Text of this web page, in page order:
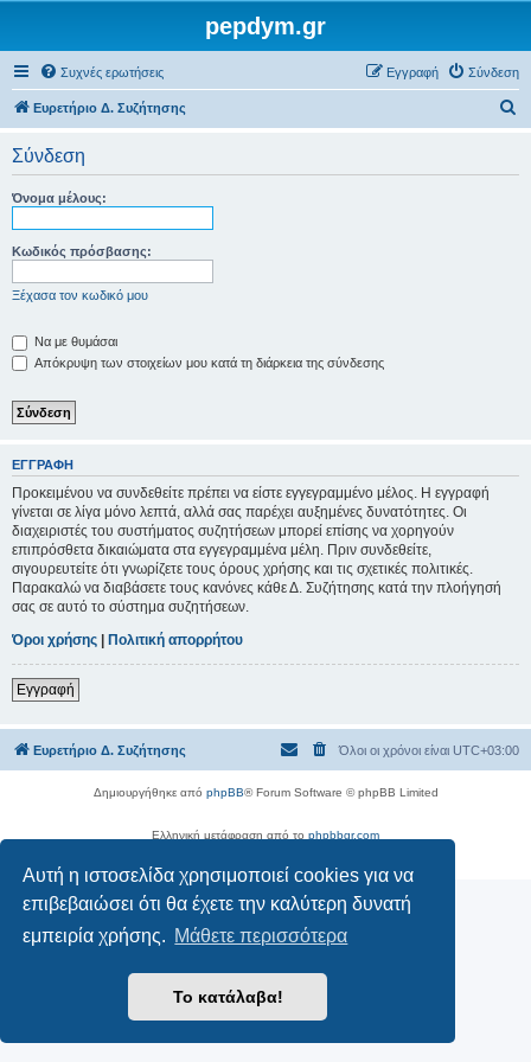
Αυτή η ιστοσελίδα χρησιμοποιεί cookies για να
επιβεβαιώσει ότι θα έχετε την καλύτερη δυνατή
εμπειρία χρήσης. Μάθετε περισσότερα
Το κατάλαβα!
pepdym.gr
Συχνές ερωτήσεις Σύνδεση
Εγγραφή
Ευρετήριο Δ. Συζήτησης
Σύνδεση
Όνομα μέλους:
Κωδικός πρόσβασης:
Ξέχασα τον κωδικό μου
Να με θυμάσαι
Απόκρυψη των στοιχείων μου κατά τη διάρκεια της σύνδεσης
ΕΓΓΡΑΦΉ
Προκειμένου να συνδεθείτε πρέπει να είστε εγγεγραμμένο μέλος. Η εγγραφή
γίνεται σε λίγα μόνο λεπτά, αλλά σας παρέχει αυξημένες δυνατότητες. Οι
διαχειριστές του συστήματος συζητήσεων μπορεί επίσης να χορηγούν
επιπρόσθετα δικαιώματα στα εγγεγραμμένα μέλη. Πριν συνδεθείτε,
σιγουρευτείτε ότι γνωρίζετε τους όρους χρήσης και τις σχετικές πολιτικές.
Παρακαλώ να διαβάσετε τους κανόνες κάθε Δ. Συζήτησης κατά την πλοήγησή
σας σε αυτό το σύστημα συζητήσεων.
Όροι χρήσης | Πολιτική απορρήτου
Εγγραφή
Ευρετήριο Δ. Συζήτησης Όλοι οι χρόνοι είναι UTC+03:00
Δημιουργήθηκε από phpBB® Forum Software © phpBB Limited
Ελληνική μετάφραση από το phpbbgr.com